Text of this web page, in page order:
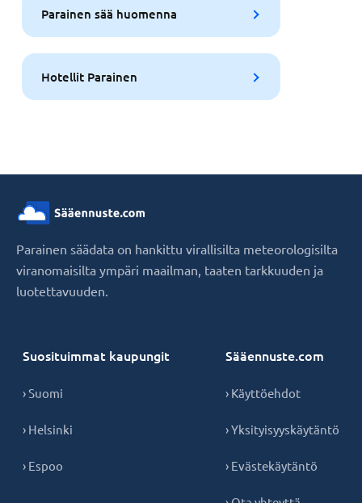
Parainen sää huomenna
Hotellit Parainen
Parainen säädata on hankittu virallisilta meteorologisilta
viranomaisilta ympäri maailman, taaten tarkkuuden ja
luotettavuuden.
Suosituimmat kaupungit
› Suomi
› Helsinki
› Espoo
Sääennuste.com
› Käyttöehdot
› Yksityisyyskäytäntö
› Evästekäytäntö